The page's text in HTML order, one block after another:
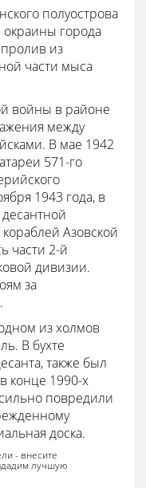
полуострова
окраины города
из
части мыса
войны в районе
между
В мае 1942
571-го
1943 года, в
Азовской
части 2-й
дивизии.
за
из холмов
В бухте
также был
конце 1990-х
повредили
доска.
- внесите
лучшую